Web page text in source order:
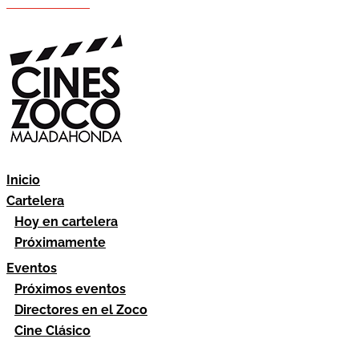
Inicio
Cartelera
Hoy en cartelera
Próximamente
Eventos
Próximos eventos
Directores en el Zoco
Cine Clásico